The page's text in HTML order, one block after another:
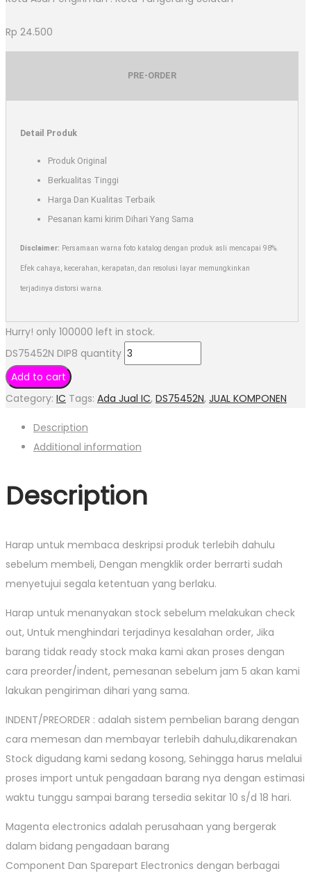
Rp 24.500
PRE-ORDER
Detail Produk
Produk Original
Berkualitas Tinggi
Harga Dan Kualitas Terbaik
Pesanan kami kirim Dihari Yang Sama
Disclaimer: Persamaan warna foto katalog dengan produk asli mencapai 98%.
Efek cahaya, kecerahan, kerapatan, dan resolusi layar memungkinkan
terjadinya distorsi warna.
Hurry! only 100000 left in stock.
DS75452N DIP8 quantity
Add to cart
Category: IC Tags: Ada Jual IC, DS75452N, JUAL KOMPONEN
Description
Additional information
Description
Harap untuk membaca deskripsi produk terlebih dahulu
sebelum membeli, Dengan mengklik order berrarti sudah
menyetujui segala ketentuan yang berlaku.
Harap untuk menanyakan stock sebelum melakukan check
out, Untuk menghindari terjadinya kesalahan order, Jika
barang tidak ready stock maka kami akan proses dengan
cara preorder/indent, pemesanan sebelum jam 5 akan kami
lakukan pengiriman dihari yang sama.
INDENT/PREORDER : adalah sistem pembelian barang dengan
cara memesan dan membayar terlebih dahulu,dikarenakan
Stock digudang kami sedang kosong, Sehingga harus melalui
proses import untuk pengadaan barang nya dengan estimasi
waktu tunggu sampai barang tersedia sekitar 10 s/d 18 hari.
Magenta electronics adalah perusahaan yang bergerak
dalam bidang pengadaan barang
Component Dan Sparepart Electronics dengan berbagai